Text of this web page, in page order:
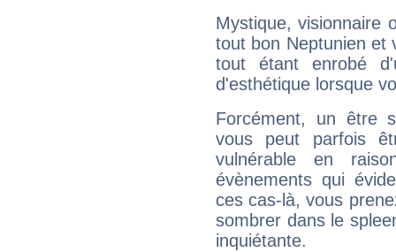
Mystique, visionnaire
tout bon Neptunien et
tout étant enrobé
d'esthétique lorsque
Forcément, un être
vous peut parfois
vulnérable en
évènements qui
ces cas-là, vous
sombrer dans le
inquiétante.